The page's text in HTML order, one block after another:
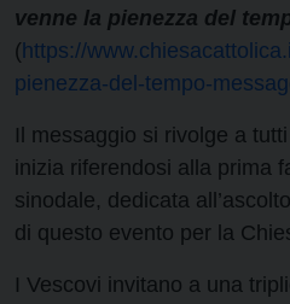
venne la pienezza del
( https://
pienezza-del-tempo-
Il messaggio si rivolge a
inizia riferendosi alla prima
sinodale, dedicata
di questo evento per la
I Vescovi invitano a una